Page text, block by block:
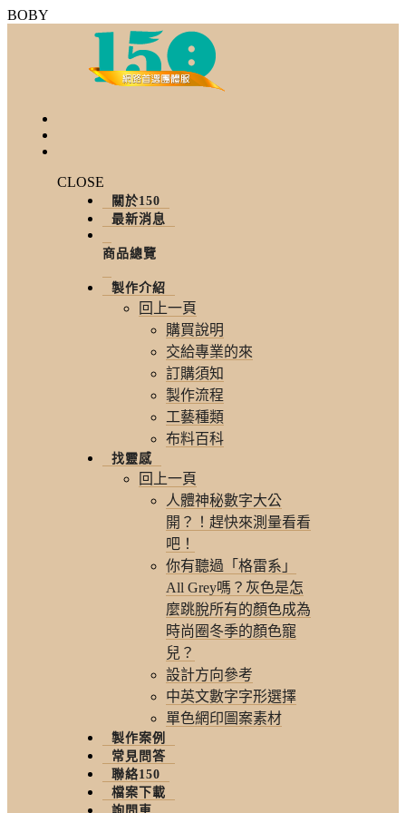
BOBY
CLOSE
關於150
最新消息
商品總覽
製作介紹
回上一頁
購買說明
交給專業的來
訂購須知
製作流程
工藝種類
布料百科
找靈感
回上一頁
人體神秘數字大公
開？！趕快來測量看看
吧！
你有聽過「格雷系」
All Grey嗎？灰色是怎
麼跳脫所有的顏色成為
時尚圈冬季的顏色寵
兒？
設計方向參考
中英文數字字形選擇
單色網印圖案素材
製作案例
常見問答
聯絡150
檔案下載